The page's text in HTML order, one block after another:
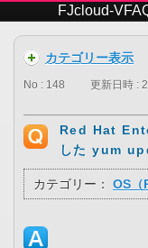
FJcloud-V
カテゴリー表示
No : 148 更新日時 :
Red Hat
した yum
カテゴリー： OS（